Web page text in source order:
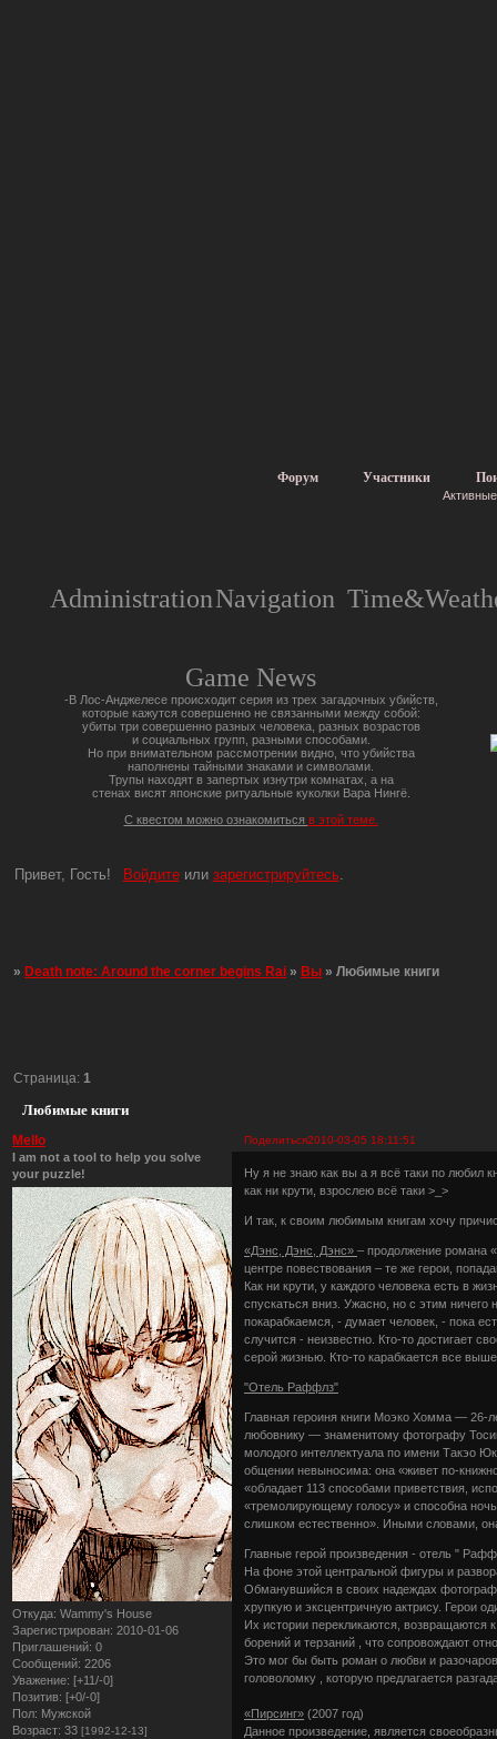
Форум Участники
AdministrationNavigation
Game News
-В Лос-Анджелесе происходит серия из трех загадочных убийств,
которые кажутся совершенно не связанными между собой:
убиты три совершенно разных человека, разных возрастов
и социальных групп, разными способами.
Но при внимательном рассмотрении видно, что убийства
наполнены тайными знаками и символами.
Трупы находят в запертых изнутри комнатах, а на
стенах висят японские ритуальные куколки Вара Нингё.
С квестом можно ознакомиться в этой теме.
Привет, Гость! Войдитеили зарегистрируйтесь.
»Death note: Around the corner begins Rai »Вы »Любимые книги
Любимые книги
Страница: 1
Поделиться2010-03-05 18:11:51
Mello
I am not a tool to help you solve
your puzzle!
Откуда: Wammy's House
Зарегистрирован: 2010-01-06
Приглашений: 0
Сообщений: 2206
Уважение: [+11/-0]
Позитив: [+0/-0]
Пол: Мужской
Возраст: 33 [1992-12-13]
Ну я не знаю как вы а я всё таки по любил
как ни крути, взрослею всё таки >_>
И так, к своим любимым книгам хочу
«Дэнс, Дэнс, Дэнс»– продолжение романа
центре повествования – те же герои,
Как ни крути, у каждого человека есть в
спускаться вниз. Ужасно, но с этим
покарабкаемся, - думает человек, - пока
случится - неизвестно. Кто-то достигает
серой жизнью. Кто-то карабкается все
"Отель Раффлз"
Главная героиня книги Моэко Хомма — 26-
любовнику — знаменитому фотографу
молодого интеллектуала по имени Такэо
общении невыносима: она «живет по-
«обладает 113 способами приветствия,
«тремолирующему голосу» и способна
слишком естественно». Иными словами,
Главные герой произведения - отель "
На фоне этой центральной фигуры и
Обманувшийся в своих надеждах
хрупкую и эксцентричную актрису. Герои
Их истории перекликаются, возвращаются
борений и терзаний , что сопровождают
Это мог бы быть роман о любви и
головоломку , которую предлагается
«Пирсинг» (2007 год)
Данное произведение, является